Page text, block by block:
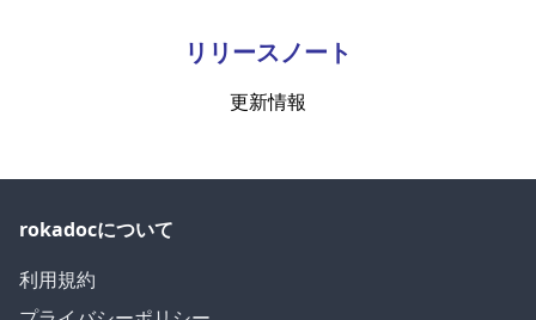
リリースノート
更新情報
rokadocについて
利用規約